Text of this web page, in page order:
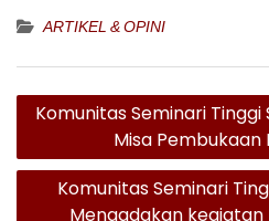
ARTIKEL & OPINI
Navigasi
Komunitas Seminari
Misa Pembukaan
Komunitas Seminari
Mengadakan kegiatan